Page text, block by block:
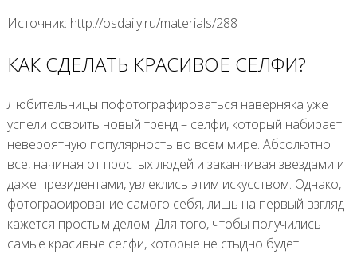
Источник: http://osdaily.ru/materials/288
КАК СДЕЛАТЬ КРАСИВОЕ СЕЛФИ?
Любительницы пофотографироваться наверняка уже
успели освоить новый тренд – селфи, который набирает
невероятную популярность во всем мире. Абсолютно
все, начиная от простых людей и заканчивая звездами и
даже президентами, увлеклись этим искусством. Однако,
фотографирование самого себя, лишь на первый взгляд
кажется простым делом. Для того, чтобы получились
самые красивые селфи, которые не стыдно будет